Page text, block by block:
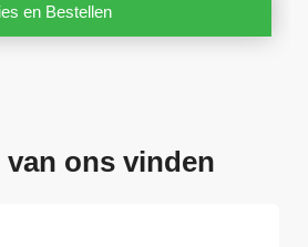
en Bestellen
van ons vinden